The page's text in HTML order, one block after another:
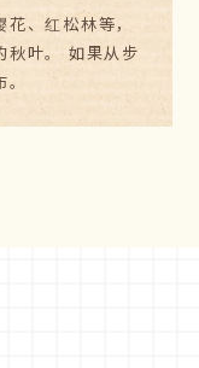
、红松林等，
秋叶。 如果从步